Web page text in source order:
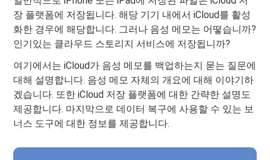
장 플랫폼에 저장됩니다. 해당 기기 내에서 iCloud를 활성
화한 경우에 해당합니다. 그러나 음성 메모는 어떻습니까?
인기있는 클라우드 스토리지 서비스에 저장됩니까?
여기에서는 iCloud가 음성 메모를 백업하는지 묻는 질문에
대해 설명합니다. 음성 메모 자체의 개요에 대해 이야기하
겠습니다. 또한 iCloud 저장 플랫폼에 대한 간략한 설명도
제공합니다. 마지막으로 데이터 복구에 사용할 수 있는 보
너스 도구에 대한 정보를 제공합니다.